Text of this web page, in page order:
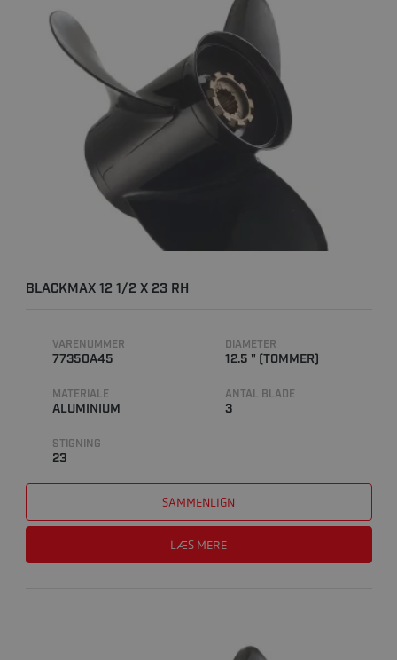
BLACKMAX 12 1/2 X 23 RH
VARENUMMER
77350A45
DIAMETER
12.5 " (TOMMER)
MATERIALE
ALUMINIUM
ANTAL BLADE
3
STIGNING
23
SAMMENLIGN
LÆS MERE